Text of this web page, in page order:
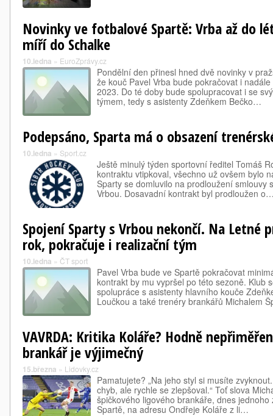
Novinky ve fotbalové Spartě: Vrba až do
míří do Schalke
10.ledna » EuroZprávy.cz
Pondělní den přinesl hned dvě novinky v
že kouč Pavel Vrba bude pokračovat i
2023. Do té doby bude spolupracovat i se
týmem, tedy s asistenty Zdeňkem Bečko…
Podepsáno, Sparta má o obsazení
10.ledna » Sport.cz
Ještě minulý týden sportovní ředitel Tomáš
kontraktu vtipkoval, všechno už ovšem bylo
Sparty se domluvilo na prodloužení smlouvy
Vrbou. Dosavadní kontrakt byl prodloužen
Spojení Sparty s Vrbou nekončí. Na Letné
rok, pokračuje i realizační tým
10.ledna » ČT sport
Pavel Vrba bude ve Spartě pokračovat
kontrakt by mu vypršel po této sezoně. Klub
spolupráce s asistenty hlavního kouče
Loučkou a také trenéry brankářů Michalem
VAVRDA: Kritika Koláře? Hodně
brankář je výjimečný
15.března » Lidovky.cz
Pamatujete? „Na jeho styl si musíte
chyb, ale rychle se zlepšoval.“ Toť slova
špičkového ligového brankáře, dnes
Spartě, na adresu Ondřeje Koláře z li…